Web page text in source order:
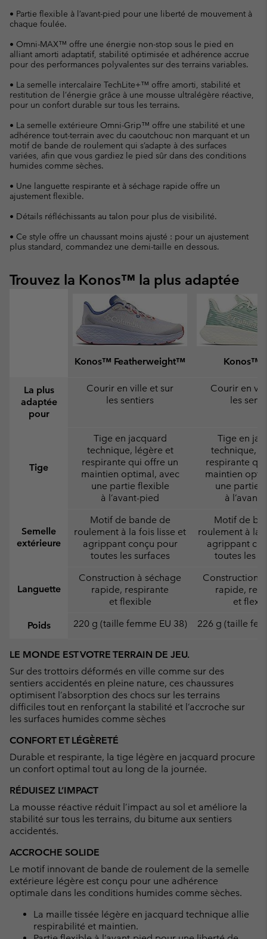
• Partie flexible à l’avant-pied pour une liberté de mouvement à
chaque foulée.
• Omni-MAX™ offre une énergie non-stop sous le pied en
alliant amorti adaptatif, stabilité optimisée et adhérence accrue
pour des performances polyvalentes sur des terrains variables.
• La semelle intercalaire TechLite+™ offre amorti, stabilité et
restitution de l’énergie grâce à une mousse ultralégère réactive,
pour un confort durable sur tous les terrains.
• La semelle extérieure Omni-Grip™ offre une stabilité et une
adhérence tout-terrain avec du caoutchouc non marquant et un
motif de bande de roulement qui s’adapte à des surfaces
variées, afin que vous gardiez le pied sûr dans des conditions
humides comme sèches.
• Une languette respirante et à séchage rapide offre un
ajustement flexible.
• Détails réfléchissants au talon pour plus de visibilité.
• Ce style offre un chaussant moins ajusté : pour un ajustement
plus standard, commandez une demi-taille en dessous.
Trouvez la Konos™ la plus adaptée
Konos™ Featherweight™ Konos™
La plus
adaptée
pour
Courir en ville et sur
les sentiers
Courir en
les
Tige
Tige en jacquard
technique, légère et
respirante qui offre un
maintien optimal, avec
une partie flexible
à l’avant-pied
Tige en
technique,
respirante
maintien
une partie
à
Semelle
extérieure
Motif de bande de
roulement à la fois lisse et
agrippant conçu pour
toutes les surfaces
Motif de
roulement à la
agrippant
toutes les
Languette
Construction à séchage
rapide, respirante
et flexible
Construction
rapide,
et
Poids 220 g (taille femme EU 38) 226 g (taille
LE MONDE EST VOTRE TERRAIN DE JEU.
Sur des trottoirs déformés en ville comme sur des
sentiers accidentés en pleine nature, ces chaussures
optimisent l’absorption des chocs sur les terrains
difficiles tout en renforçant la stabilité et l’accroche sur
les surfaces humides comme sèches
CONFORT ET LÉGÈRETÉ
Durable et respirante, la tige légère en jacquard procure
un confort optimal tout au long de la journée.
RÉDUISEZ L’IMPACT
La mousse réactive réduit l’impact au sol et améliore la
stabilité sur tous les terrains, du bitume aux sentiers
accidentés.
ACCROCHE SOLIDE
Le motif innovant de bande de roulement de la semelle
extérieure légère est conçu pour une adhérence
optimale dans les conditions humides comme sèches.
La maille tissée légère en jacquard technique allie
respirabilité et maintien.